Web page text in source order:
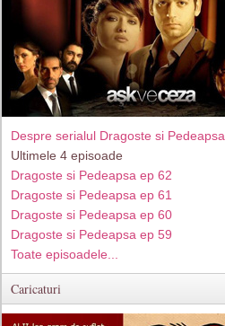
Despre serialul Dragoste si Pedeapsa
Ultimele 4 episoade
Dragoste si Pedeapsa ep 62
Dragoste si Pedeapsa ep 61
Dragoste si Pedeapsa ep 60
Dragoste si Pedeapsa ep 59
Toate episoadele...
Caricaturi